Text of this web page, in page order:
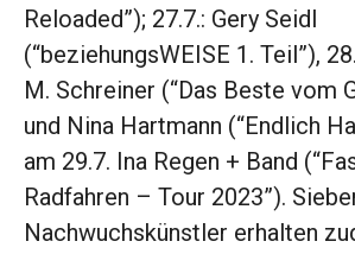
Reloaded”); 27.7.: Gery Seidl
(“beziehungsWEISE 1. Teil”),
M. Schreiner (“Das Beste vom
und Nina Hartmann (“Endlich
am 29.7. Ina Regen + Band
Radfahren – Tour 2023”).
Nachwuchskünstler erhalten